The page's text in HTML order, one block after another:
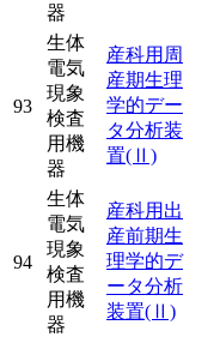
器
93
生体
電気
現象
検査
用機
器
産科用周
産期生理
学的デー
タ分析装
置(Ⅱ)
94
生体
電気
現象
検査
用機
器
産科用出
産前期生
理学的デ
ータ分析
装置(Ⅱ)